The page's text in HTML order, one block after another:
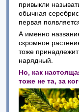
привыкли
обычная
первая
А именно
скромное
тоже
нарядный.
Но, как
тоже не та, за